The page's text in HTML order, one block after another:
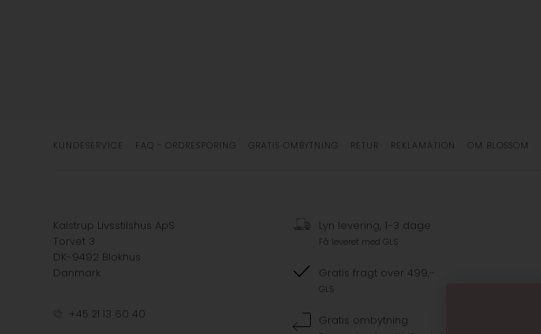
KUNDESERVICE FAQ - ORDRESPORING GRATIS OMBYTNING RETUR REKLAMATION OM BLOSSOM
Kalstrup Livsstilshus ApS
Torvet 3
DK-9492 Blokhus
Danmark
+45 21 13 60 40
Lyn levering, 1-3 dage
Få leveret med GLS
Gratis fragt over 499,-
GLS
Gratis ombytning